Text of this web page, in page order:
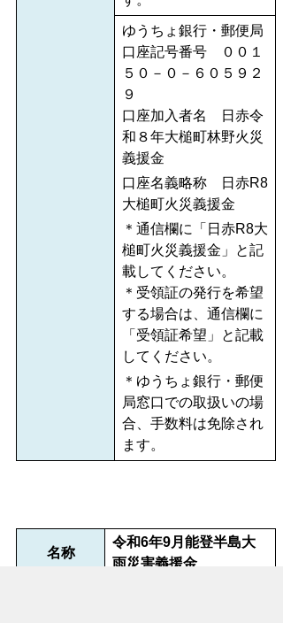
ゆうちょ銀行・郵便局
口座記号番号 ００１
５０－０－６０５９２
９
口座加入者名 日赤令
和８年大槌町林野火災
義援金
口座名義略称 日赤R8
大槌町火災義援金
＊通信欄に「日赤R8大
槌町火災義援金」と記
載してください。
＊受領証の発行を希望
する場合は、通信欄に
「受領証希望」と記載
してください。
＊ゆうちょ銀行・郵便
局窓口での取扱いの場
合、手数料は免除され
ます。
名称
令和6年9月能登半島大
雨災害義援金